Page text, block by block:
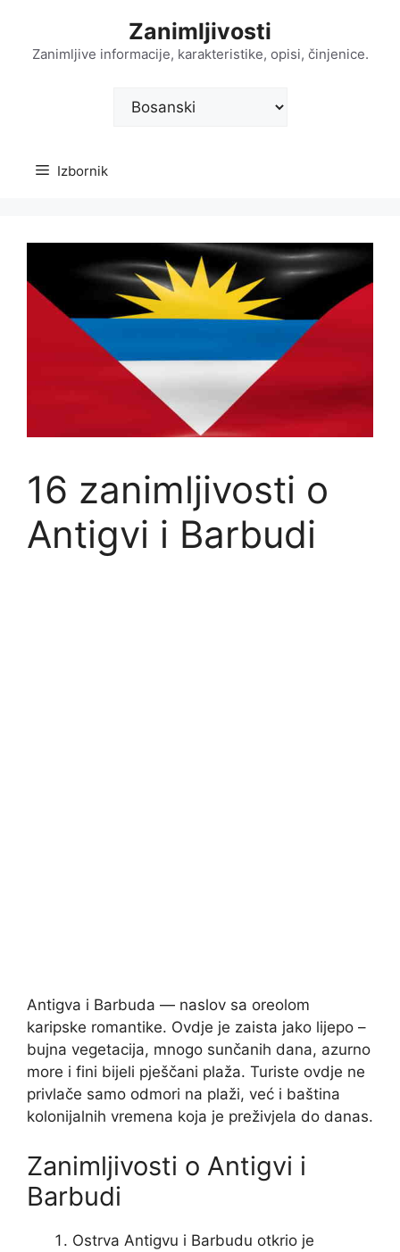
sadržaj
Zanimljivosti
Zanimljive informacije, karakteristike, opisi, činjenice.
Odaberite
Izbornik
16 zanimljivosti o
Antigvi i Barbudi
Antigva i Barbuda — naslov sa oreolom
karipske romantike. Ovdje je zaista jako lijepo –
bujna vegetacija, mnogo sunčanih dana, azurno
more i fini bijeli pješčani plaža. Turiste ovdje ne
privlače samo odmori na plaži, već i baština
kolonijalnih vremena koja je preživjela do danas.
Zanimljivosti o Antigvi i
Barbudi
Ostrva Antigvu i Barbudu otkrio je